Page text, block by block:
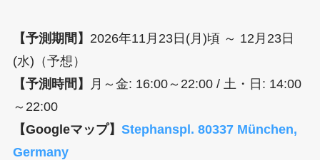
【予測期間】 2026年11月23日(月)頃 ～ 12月23日
(水)（予想）
【予測時間】
月～金: 16:00～22:00 / 土・日: 14:00
～22:00
【Googleマップ】 Stephanspl. 80337 München,
Germany